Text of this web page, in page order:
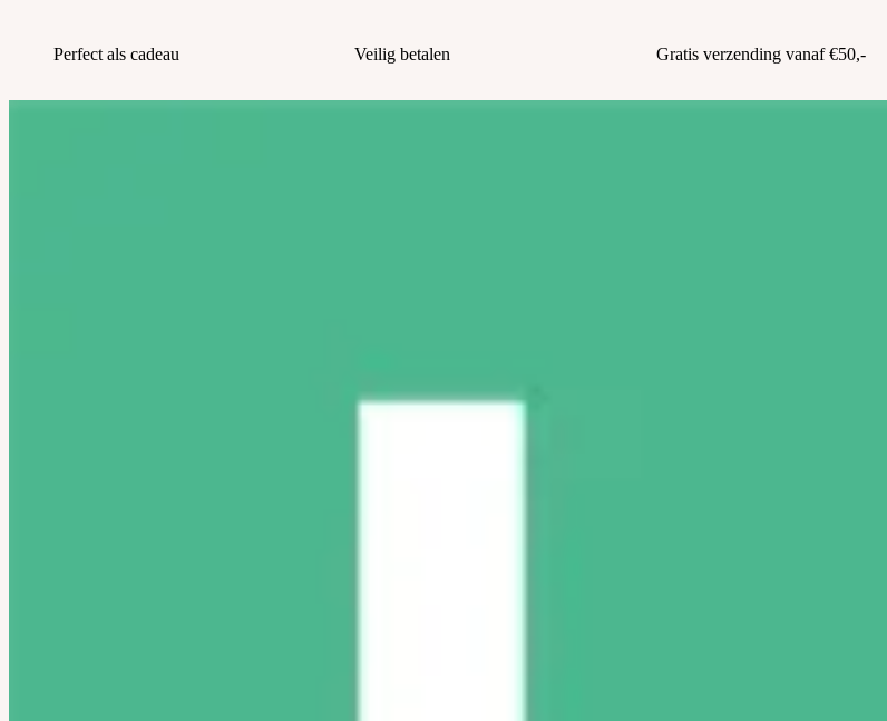
Perfect als cadeau Veilig betalen Gratis verzending vanaf €50,-